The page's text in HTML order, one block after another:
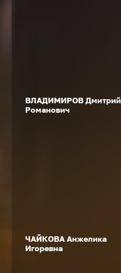
ВЛАДИМИРОВ Дмитрий
Романович
ЧАЙКОВА Анжелика
Игоревна